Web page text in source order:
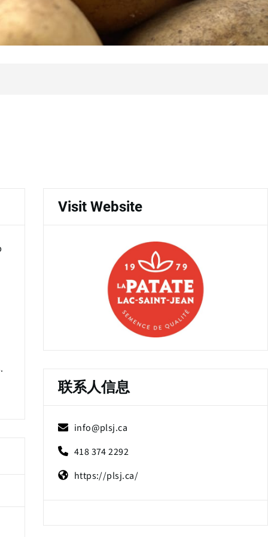
Visit Website
联系人信息
info@plsj.ca
418 374 2292
https://plsj.ca/